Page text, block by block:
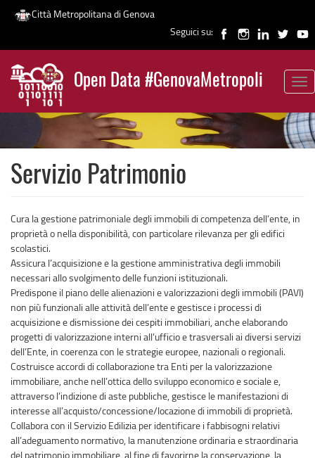
Salta
contenuto
principale
Città Metropolitana di Genova
Seguici su:
Open Data #GenovaMetropoli
News
Servizio Patrimonio
Cura la gestione patrimoniale degli immobili di competenza dell’ente, in
proprietà o nella disponibilità, con particolare rilevanza per gli edifici
scolastici.
Assicura l’acquisizione e la gestione amministrativa degli immobili
necessari allo svolgimento delle funzioni istituzionali.
Predispone il piano delle alienazioni e valorizzazioni degli immobili (PAVI)
non più funzionali alle attività dell’ente e gestisce i processi di
acquisizione e dismissione dei cespiti immobiliari, anche elaborando
progetti di valorizzazione interni all’ufficio e trasversali ai diversi servizi
dell’Ente, in coerenza con le strategie europee, nazionali o regionali.
Costruisce accordi di collaborazione tra Enti per la valorizzazione
immobiliare, anche nell’ottica dello sviluppo economico e sociale e,
attraverso l’indizione di aste pubbliche, gestisce le manifestazioni di
interesse all’acquisto/concessione/locazione di immobili di proprietà.
Collabora con il Servizio Edilizia per identificare i fabbisogni relativi
all’adeguamento normativo, la manutenzione ordinaria e straordinaria
del patrimonio immobiliare, al fine di favorirne la conservazione, la